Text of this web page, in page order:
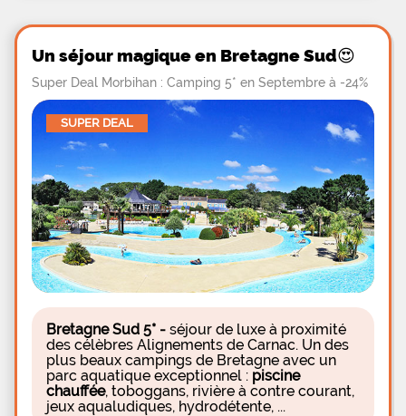
Un séjour magique en Bretagne Sud😍
Super Deal Morbihan : Camping 5* en Septembre à -24%
SUPER DEAL
Bretagne Sud 5* - séjour de luxe à proximité
des célèbres Alignements de Carnac. Un des
plus beaux campings de Bretagne avec un
parc aquatique exceptionnel : piscine
chauffée, toboggans, rivière à contre courant,
jeux aqualudiques, hydrodétente, ...